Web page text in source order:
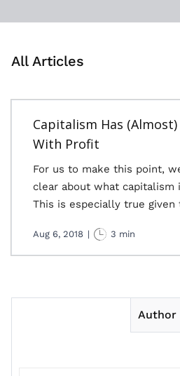
All Articles
Capitalism Has
With Profit
For us to make this point,
clear about what capitalism
This is especially true given
Aug 6, 2018 | 3 min
Author